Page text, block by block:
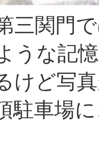
三関門
うな記
けど写
駐車場